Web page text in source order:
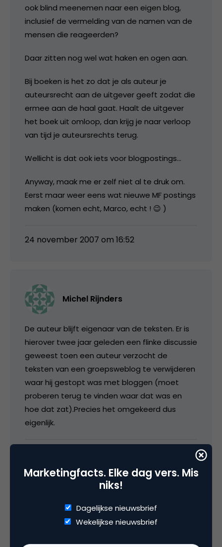
ook blind meenemen naar een eigen blog,
inclusief de vermelding van de namen van de
mensen die reageerden?
Daar zitten nog wel wat haken en ogen aan.
Bij boeken is het zo dat je als auteur je
auteursrecht aan de uitgever geeft zodat die
ermee aan de haal gaat. Haalt de uitgever
het boek uit omloop, dan krijg je naar verloop
van tijd je auteursrechts terug.
Wellicht is dat ook iets voor blogpostings…
Anyway, maak me er zelf niet al te druk om.
Eerst maar weer eens wat nieuwe MF postings
maken (komen echt, Marco, echt ! 😉 )
24 november 2007 om 16:52
Michel Rijnders
De auteur blijft eigenaar van de teksten. Er is
hierover twee jaar geleden een flinke discussie
geweest toen een auteur verzocht de
teksten van een groepsweblog te verwijderen
waar hij gestopt was met bloggen (moet
proberen terug te vinden waar dat was en
hoe dat zat).Precies het omgekeerd dus
eigenlijk.
Thomas Sanders
Wat wel leuk is aan deze case, is dat een
Marketingfacts. Elke dag vers. Mis
niks!
Dagelijkse nieuwsbrief
Wekelijkse nieuwsbrief